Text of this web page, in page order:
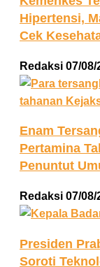
Hipertensi,
Cek
Redaksi 07/08/
Enam
Pertamina
Penuntut
Redaksi 07/08/
Presiden
Soroti